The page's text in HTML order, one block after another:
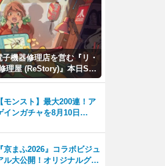
機器修理店を営む『リ・
理屋 (ReStory)』本日Ste
【モンスト】最大200連！ア
インガチャを8月10日
『京まふ2026』コラボビジュ
ル大公開！オリジナルグッ